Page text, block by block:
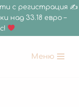
с регистрация ✍
над 33.18 евро –
Меню